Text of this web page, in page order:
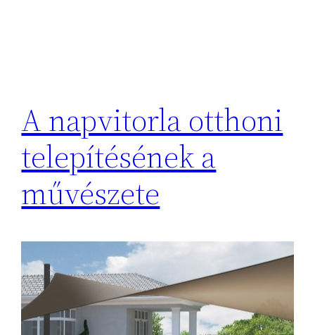
A napvitorla otthoni
telepítésének a
művészete